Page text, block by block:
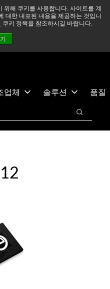
위해 쿠키를 사용합니다. 사이트를 계
대한 내포된 내용을 제공하는 것입니
키 정책을 참조하시길 바랍니다.
하고 있으며, 모든 서비스는
니다. 더 읽어보기 →
의하기
업체 솔루션
품질
검색